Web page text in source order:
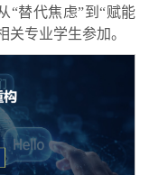
“替代焦虑”到“赋能
关专业学生参加。